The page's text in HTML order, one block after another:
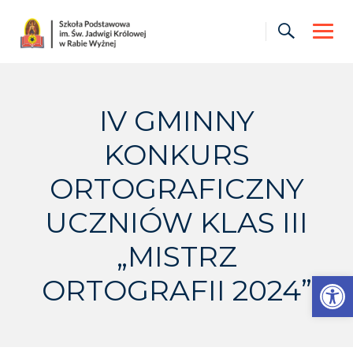
Otwórz pasek narzędzi
content
IV GMINNY
KONKURS
ORTOGRAFICZNY
UCZNIÓW KLAS III
„MISTRZ
ORTOGRAFII 2024”